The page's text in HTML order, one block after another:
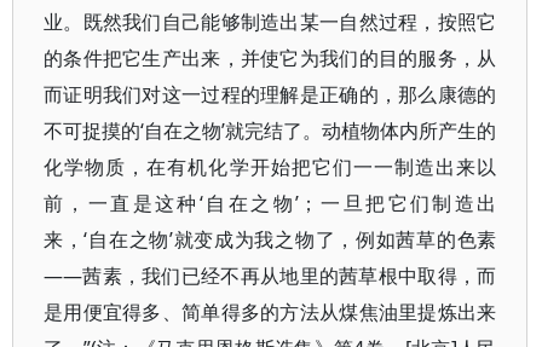
业。既然我们自己能够制造出某一自然过程，按照它
的条件把它生产出来，并使它为我们的目的服务，从
而证明我们对这一过程的理解是正确的，那么康德的
不可捉摸的‘自在之物’就完结了。动植物体内所产生的
化学物质，在有机化学开始把它们一一制造出来以
前，一直是这种‘自在之物’；一旦把它们制造出
来，‘自在之物’就变成为我之物了，例如茜草的色素
——茜素，我们已经不再从地里的茜草根中取得，而
是用便宜得多、简单得多的方法从煤焦油里提炼出来